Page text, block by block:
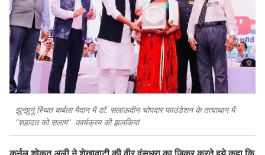
झुन्झुनूं स्थित कर्बला मैदान में डॉ. सलाऊदीन चोपदार फाउंडेशन के तत्वाधान में
“शहादत को सलाम” कार्यक्रम की झलकियां